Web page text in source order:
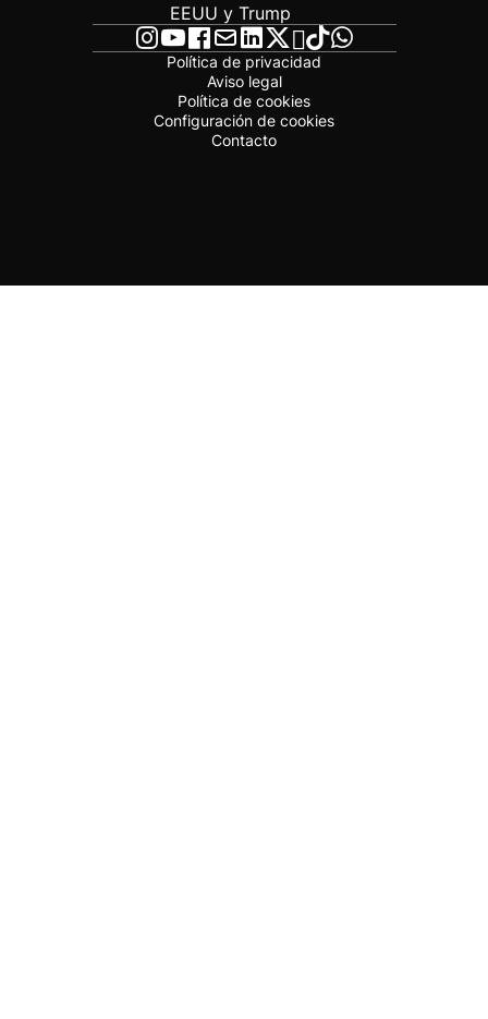
EEUU y Trump
Política de privacidad
Aviso legal
Política de cookies
Configuración de cookies
Contacto